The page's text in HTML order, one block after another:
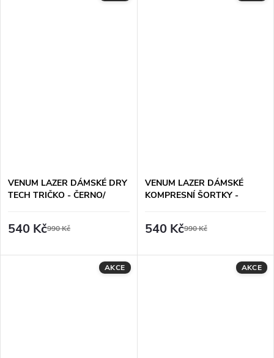
VENUM LAZER DÁMSKÉ DRY
TECH TRIČKO - ČERNO/
540 Kč990 Kč
VENUM LAZER DÁMSKÉ
KOMPRESNÍ ŠORTKY -
540 Kč990 Kč
AKCE AKCE